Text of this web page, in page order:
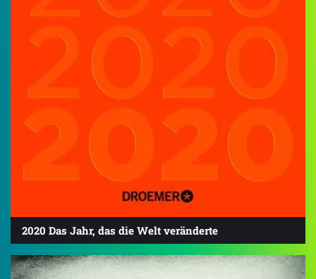
2020 Das Jahr, das die Welt veränderte